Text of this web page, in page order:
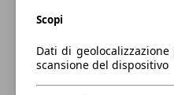
Carburante
Trasmissione
Tipo di trazione
Scopi
Dati di
scansione del dispositivo